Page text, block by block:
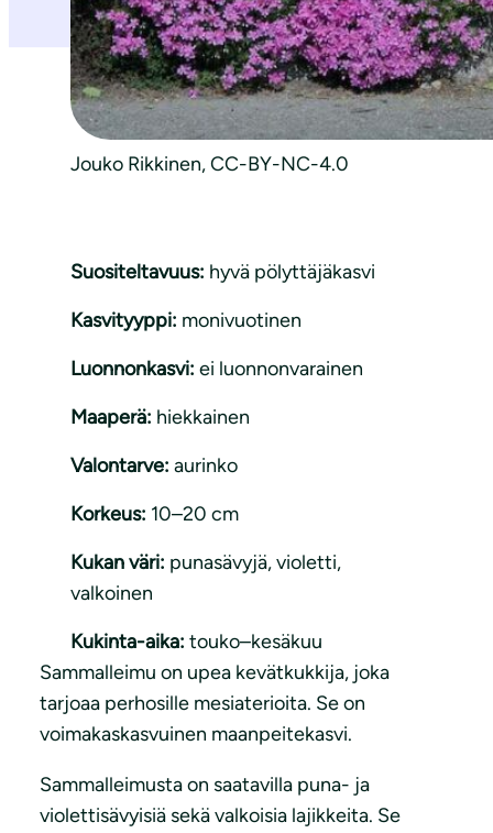
Jouko Rikkinen, CC-BY-NC-4.0
Suositeltavuus: hyvä pölyttäjäkasvi
Kasvityyppi: monivuotinen
Luonnonkasvi: ei luonnonvarainen
Maaperä: hiekkainen
Valontarve: aurinko
Korkeus: 10–20 cm
Kukan väri: punasävyjä, violetti,
valkoinen
Kukinta-aika: touko–kesäkuu
Sammalleimu on upea kevätkukkija, joka
tarjoaa perhosille mesiaterioita. Se on
voimakaskasvuinen maanpeitekasvi.
Sammalleimusta on saatavilla puna- ja
violettisävyisiä sekä valkoisia lajikkeita. Se